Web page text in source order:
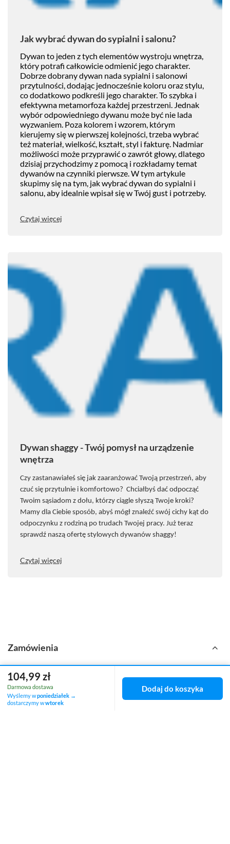
Jak wybrać dywan do sypialni i salonu?
Dywan to jeden z tych elementów wystroju wnętrza,
który potrafi całkowicie odmienić jego charakter.
Dobrze dobrany dywan nada sypialni i salonowi
przytulności, dodając jednocześnie koloru oraz stylu,
co dodatkowo podkreśli jego charakter. To szybka i
efektywna metamorfoza każdej przestrzeni. Jednak
wybór odpowiedniego dywanu może być nie lada
wyzwaniem. Poza kolorem i wzorem, którym
kierujemy się w pierwszej kolejności, trzeba wybrać
też materiał, wielkość, kształt, styl i fakturę. Nadmiar
możliwości może przyprawić o zawrót głowy, dlatego
dzisiaj przychodzimy z pomocą i rozkładamy temat
dywanów na czynniki pierwsze. W tym artykule
skupimy się na tym, jak wybrać dywan do sypialni i
salonu, aby idealnie wpisał się w Twój gust i potrzeby.
Czytaj więcej
Dywan shaggy - Twój pomysł na urządzenie
wnętrza
Czy zastanawiałeś się jak zaaranżować Twoją przestrzeń, aby
czuć się przytulnie i komfortowo? Chciałbyś dać odpocząć
Twoim sąsiadom z dołu, którzy ciągle słyszą Twoje kroki?
Mamy dla Ciebie sposób, abyś mógł znaleźć swój cichy kąt do
odpoczynku z rodziną po trudach Twojej pracy. Już teraz
sprawdź naszą ofertę stylowych dywanów shaggy!
Czytaj więcej
Zamówienia
Status zamówienia
Śledzenie przesyłki
104,99 zł
Darmowa dostawa
Wyślemy wponiedziałek →
dostarczymy wwtorek
Dodaj do koszyka